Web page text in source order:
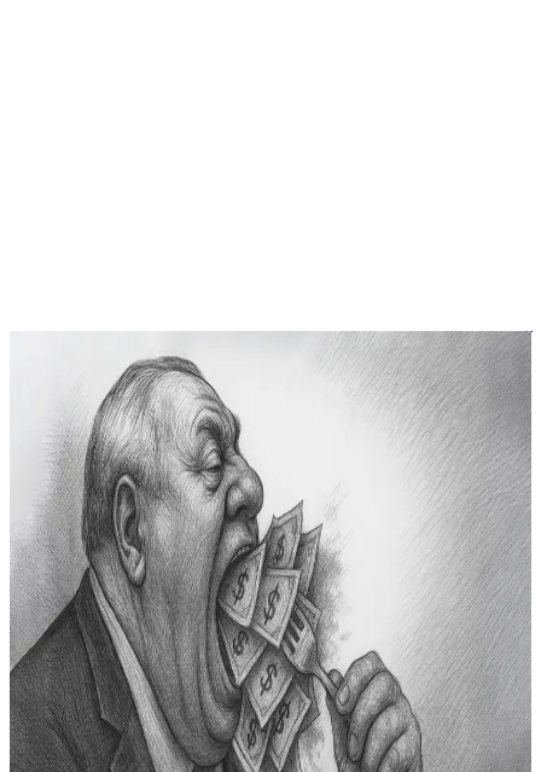
آراء
من مقعد الانتظار إلى قوانين الاحتكار
في إحدى زياراتي العادية لإحدى الدوائر الحكومية، وبينما كنت أترقب
أن يُنادَى على رقمي، جلست إلى جانبي فتاة لافتة دفعتني ملامحها
وثقتها إلى تبادل أطراف الحديث معها. لم تكن المحادثة عابرة، بل
تحوّلت إلى مدخل غير متوقع لملف اقتصادي وقانوني معقّد ظل
يشغل ذهني أياماً بعد ذلك. قالت إنها تعمل مندوبة مبيعات في واحدة
من […]
الاحتكار الحصرية التجارية
السوق القطري
Yousif Al HamadiYYousif Al Hamadiauthor
عرض الملف
الشخصي
٢٩ مايو ٢٠٢٥